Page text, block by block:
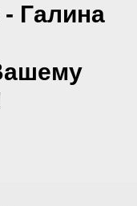
Галина